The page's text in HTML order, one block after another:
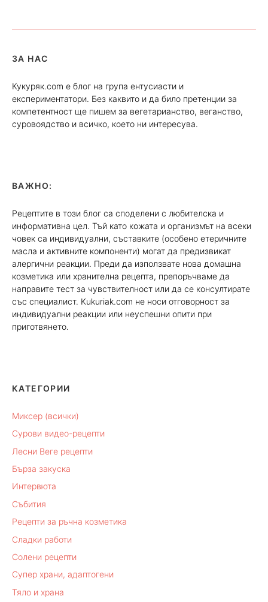
ЗА НАС
Кукуряк.com е блог на група ентусиасти и
експериментатори. Без каквито и да било претенции за
компетентност ще пишем за вегетарианство, веганство,
суровоядство и всичко, което ни интересува.
ВАЖНО:
Рецептите в този блог са споделени с любителска и
информативна цел. Тъй като кожата и организмът на всеки
човек са индивидуални, съставките (особено етеричните
масла и активните компоненти) могат да предизвикат
алергични реакции. Преди да използвате нова домашна
козметика или хранителна рецепта, препоръчваме да
направите тест за чувствителност или да се консултирате
със специалист. Kukuriak.com не носи отговорност за
индивидуални реакции или неуспешни опити при
приготвянето.
КАТЕГОРИИ
Миксер (всички)
Сурови видео-рецепти
Лесни Веге рецепти
Бърза закуска
Интервюта
Събития
Рецепти за ръчна козметика
Сладки работи
Солени рецепти
Супер храни, адаптогени
Тяло и храна